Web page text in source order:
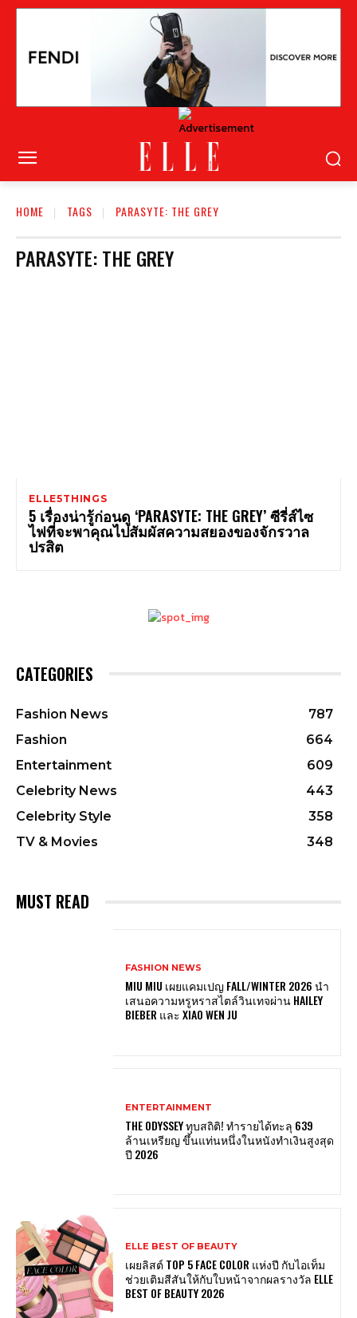
HOME TAGS PARASYTE: THE GREY
PARASYTE: THE GREY
ELLE5THINGS
5 เรื่องน่ารู้ก่อนดู ‘PARASYTE: THE GREY’ ซีรี่ส์ไซ
ไฟที่จะพาคุณไปสัมผัสความสยองของจักรวาล
ปรสิต
CATEGORIES
Fashion News
787
Fashion
664
Entertainment
609
Celebrity News
443
Celebrity Style
358
TV & Movies
348
MUST READ
FASHION NEWS
MIU MIU เผยแคมเปญ FALL/WINTER 2026 นำ
เสนอความหรูหราสไตล์วินเทจผ่าน HAILEY
BIEBER และ XIAO WEN JU
ENTERTAINMENT
THE ODYSSEY ทุบสถิติ! ทำรายได้ทะลุ 639
ล้านเหรียญ ขึ้นแท่นหนึ่งในหนังทำเงินสูงสุด
ปี 2026
ELLE BEST OF BEAUTY
เผยลิสต์ TOP 5 FACE COLOR แห่งปี กับไอเท็ม
ช่วยเติมสีสันให้กับใบหน้าจากผลรางวัล ELLE
BEST OF BEAUTY 2026